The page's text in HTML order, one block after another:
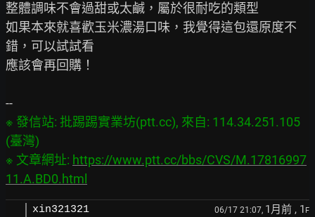
整體調味不會過甜或太鹹，屬於很耐吃的類型
如果本來就喜歡玉米濃湯口味，我覺得這包還原度不
錯，可以試試看
應該會再回購！
※ 發信站: 批踢踢實業坊(ptt.cc), 來自: 114.34.251.105
(臺灣)
※ 文章網址: https://www.ptt.cc/bbs/CVS/M.17816997
11.A.BD0.html
xin321321 06/17 21:07, 1月前 , 1 F